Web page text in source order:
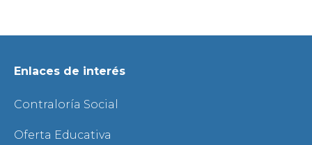
Enlaces de interés
Contraloría Social
Oferta Educativa